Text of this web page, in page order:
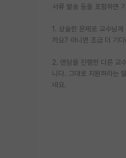
서류 발송 등을 포함하면
1. 상술한 문제로 교수님
까요? 아니면 조금 더 기
2. 면담을 진행한 다른 교
니다. 그대로 지원하라는
네요.